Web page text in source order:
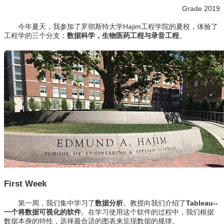
Grade 2019
今年夏天，我参加了罗彻斯特大学Hajim工程学院的夏校，体验了
工程学的三个分支： 数据科学，生物医药工程与录音工程。
First Week
第一周，我们集中学习了数据分析。教授向我们介绍了Tableau--
一个将数据可视化的软件。在学习使用这个软件的过程中，我们根据
数据本身的特性，选择最合适的图表来呈现数据的规律。